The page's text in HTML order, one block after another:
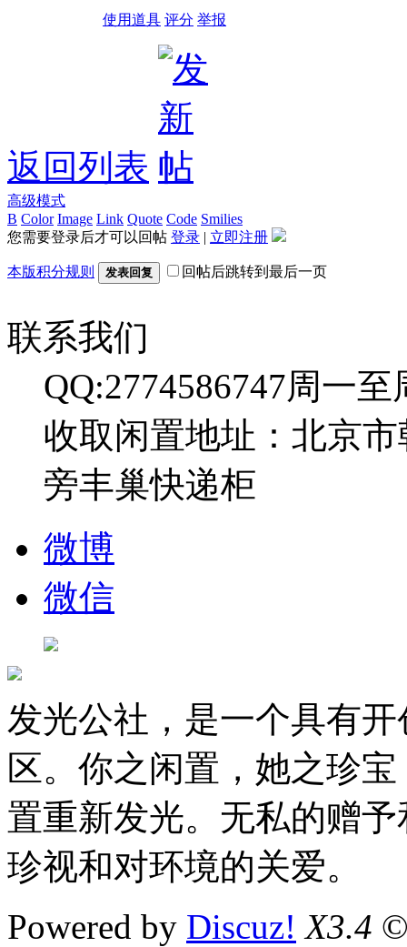
使用道具 评分 举报
返回列表
高级模式
B Color Image Link Quote Code Smilies
您需要登录后才可以回帖 登录 | 立即注册
本版积分规则 发表回复 回帖后跳转到最后一页
联系我们
QQ:2774586747周一至
收取闲置地址：北京
旁丰巢快递柜
微博
微信
发光公社，是一个具有
区。你之闲置，她之珍
置重新发光。无私的赠
珍视和对环境的关爱。
Powered by Discuz! X3.4